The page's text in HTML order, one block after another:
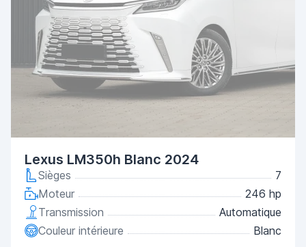
Lexus LM350h Blanc 2024
Sièges
7
Moteur
246 hp
Transmission
Automatique
Couleur intérieure
Blanc